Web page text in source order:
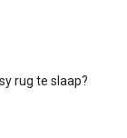
rug te slaap?